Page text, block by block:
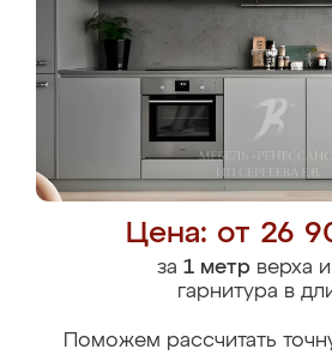
Цена: от 26
за 1 метрверха и
гарнитура в
Поможем рассчитать